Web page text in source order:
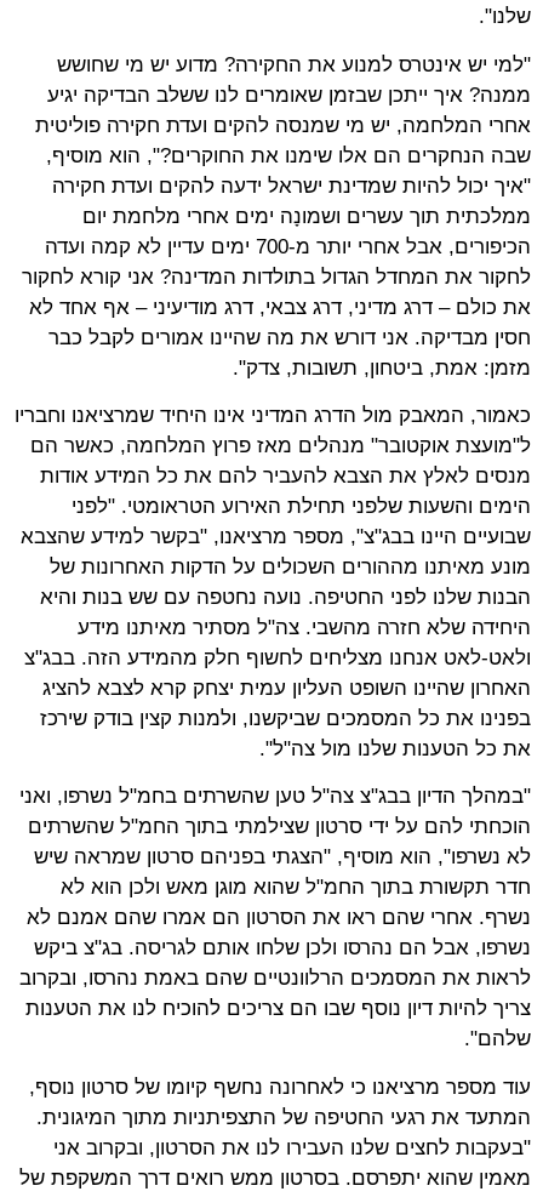
שלנו".
"למי יש אינטרס למנוע את החקירה? מדוע יש מי שחושש
ממנה? איך ייתכן שבזמן שאומרים לנו ששלב הבדיקה יגיע
אחרי המלחמה, יש מי שמנסה להקים ועדת חקירה פוליטית
שבה הנחקרים הם אלו שימנו את החוקרים?", הוא מוסיף,
"איך יכול להיות שמדינת ישראל ידעה להקים ועדת חקירה
ממלכתית תוך עשרים ושמונָה ימים אחרי מלחמת יום
הכיפורים, אבל אחרי יותר מ-700 ימים עדיין לא קמה ועדה
לחקור את המחדל הגדול בתולדות המדינה? אני קורא לחקור
את כולם – דרג מדיני, דרג צבאי, דרג מודיעיני – אף אחד לא
חסין מבדיקה. אני דורש את מה שהיינו אמורים לקבל כבר
מזמן: אמת, ביטחון, תשובות, צדק".
כאמור, המאבק מול הדרג המדיני אינו היחיד שמרציאנו וחבריו
ל"מועצת אוקטובר" מנהלים מאז פרוץ המלחמה, כאשר הם
מנסים לאלץ את הצבא להעביר להם את כל המידע אודות
הימים והשעות שלפני תחילת האירוע הטראומטי. "לפני
שבועיים היינו בבג"צ", מספר מרציאנו, "בקשר למידע שהצבא
מונע מאיתנו מההורים השכולים על הדקות האחרונות של
הבנות שלנו לפני החטיפה. נועה נחטפה עם שש בנות והיא
היחידה שלא חזרה מהשבי. צה"ל מסתיר מאיתנו מידע
ולאט-לאט אנחנו מצליחים לחשוף חלק מהמידע הזה. בבג"צ
האחרון שהיינו השופט העליון עמית יצחק קרא לצבא להציג
בפנינו את כל המסמכים שביקשנו, ולמנות קצין בודק שירכז
את כל הטענות שלנו מול צה"ל".
"במהלך הדיון בבג"צ צה"ל טען שהשרתים בחמ"ל נשרפו, ואני
הוכחתי להם על ידי סרטון שצילמתי בתוך החמ"ל שהשרתים
לא נשרפו", הוא מוסיף, "הצגתי בפניהם סרטון שמראה שיש
חדר תקשורת בתוך החמ"ל שהוא מוגן מאש ולכן הוא לא
נשרף. אחרי שהם ראו את הסרטון הם אמרו שהם אמנם לא
נשרפו, אבל הם נהרסו ולכן שלחו אותם לגריסה. בג"צ ביקש
לראות את המסמכים הרלוונטיים שהם באמת נהרסו, ובקרוב
צריך להיות דיון נוסף שבו הם צריכים להוכיח לנו את הטענות
שלהם".
עוד מספר מרציאנו כי לאחרונה נחשף קיומו של סרטון נוסף,
המתעד את רגעי החטיפה של התצפיתניות מתוך המיגונית.
"בעקבות לחצים שלנו העבירו לנו את הסרטון, ובקרוב אני
מאמין שהוא יתפרסם. בסרטון ממש רואים דרך המשקפת של